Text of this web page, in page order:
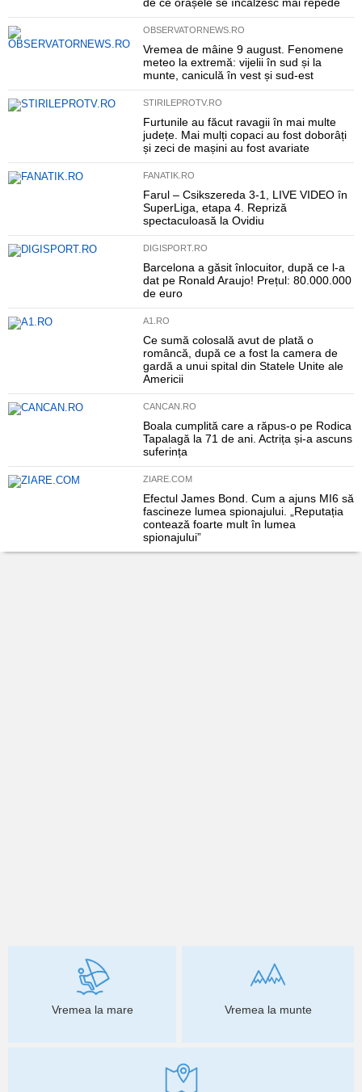
OBSERVATORNEWS.RO
Vremea de mâine 9 august. Fenomene
meteo la extremă: vijelii în sud și la
munte, caniculă în vest și sud-est
STIRILEPROTV.RO
Furtunile au făcut ravagii în mai multe
județe. Mai mulți copaci au fost doborâți
și zeci de mașini au fost avariate
FANATIK.RO
Farul – Csikszereda 3-1, LIVE VIDEO în
SuperLiga, etapa 4. Repriză
spectaculoasă la Ovidiu
DIGISPORT.RO
Barcelona a găsit înlocuitor, după ce l-a
dat pe Ronald Araujo! Prețul: 80.000.000
de euro
A1.RO
Ce sumă colosală avut de plată o
româncă, după ce a fost la camera de
gardă a unui spital din Statele Unite ale
Americii
CANCAN.RO
Boala cumplită care a răpus-o pe Rodica
Tapalagă la 71 de ani. Actrița și-a ascuns
suferința
ZIARE.COM
Efectul James Bond. Cum a ajuns MI6 să
fascineze lumea spionajului. „Reputația
contează foarte mult în lumea
spionajului”
Vremea la mare Vremea la munte